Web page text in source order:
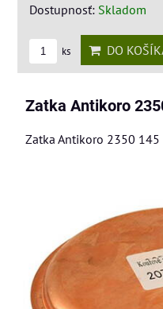
Dostupnosť: Skladom
ks DO
Zatka Antikoro
Zatka Antikoro 2350 145